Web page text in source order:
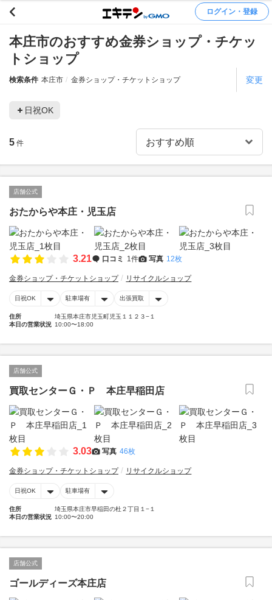
ログイン・登録
本庄市のおすすめ金券ショップ・チケッ
トショップ
検索条件 本庄市 金券ショップ・チケットショップ 変更
日祝OK
5 件
店舗公式
おたからや本庄・児玉店
3.21 口コミ 1件 写真 12枚
金券ショップ・チケットショップ リサイクルショップ
日祝OK 駐車場有 出張買取
住所
埼玉県本庄市児玉町児玉１１２３−１
本日の営業状況 10:00〜18:00
店舗公式
買取センターＧ・Ｐ 本庄早稲田店
3.03 写真 46枚
金券ショップ・チケットショップ リサイクルショップ
日祝OK 駐車場有
住所
埼玉県本庄市早稲田の杜２丁目１−１
本日の営業状況 10:00〜20:00
店舗公式
ゴールディーズ本庄店